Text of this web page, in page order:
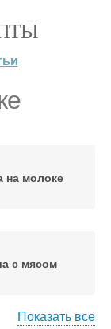
на молоке
с мясом
Показать все